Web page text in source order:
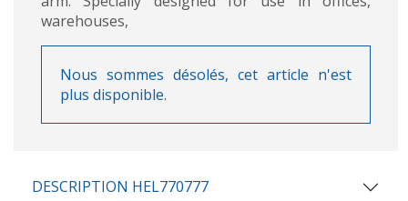
warehouses,
Nous sommes désolés, cet article n'est
plus disponible.
DESCRIPTION HEL770777